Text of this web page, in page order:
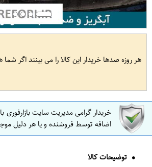
هر روزه صدها خریدار این کالا را می بینند اگر شما
خریدار گرامی مدیریت سایت
اضافه توسط فروشنده و یا هر دلیل
توضیحات کالا